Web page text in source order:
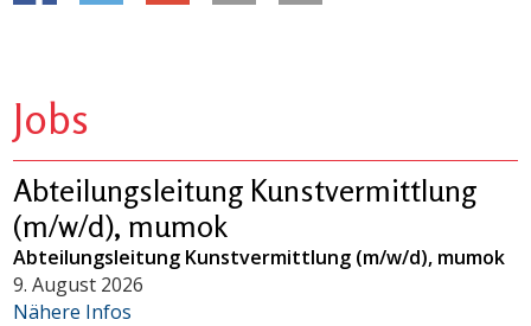
Jobs
Abteilungsleitung Kunstvermittlung
(m/w/d), mumok
Abteilungsleitung Kunstvermittlung (m/w/d), mumok
9. August 2026
Nähere Infos